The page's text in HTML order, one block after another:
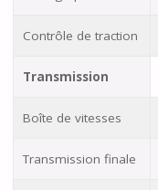
Contrôle de traction
Transmission
Boîte de vitesses
Transmission finale